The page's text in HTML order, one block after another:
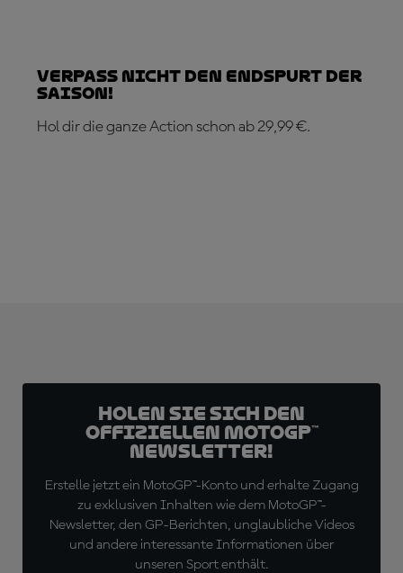
Verpass nicht den Endspurt der
Saison!
Hol dir die ganze Action schon ab 29,99 €.
Holen Sie sich den
offiziellen MotoGP™
Newsletter!
Erstelle jetzt ein MotoGP™-Konto und erhalte Zugang
zu exklusiven Inhalten wie dem MotoGP™-
Newsletter, den GP-Berichten, unglaubliche Videos
und andere interessante Informationen über
unseren Sport enthält.